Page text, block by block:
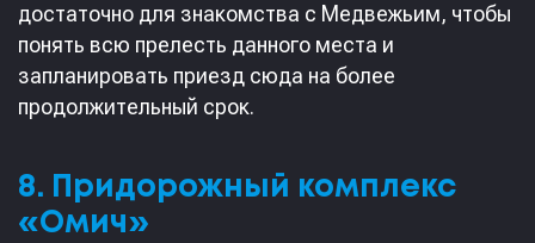
достаточно для знакомства с Медвежьим, чтобы
понять всю прелесть данного места и
запланировать приезд сюда на более
продолжительный срок.
8. Придорожный комплекс
«Омич»